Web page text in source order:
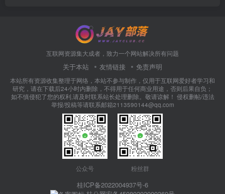
互联网资源集大成者，致力一个网站解决所有问题
关于本站 友情链接 免责声明
本站所有资源收集整理于网络，本站不参与制作，仅用于互联网爱好者学习和
研究，请在下载后24小时内删除，不得用于任何商业用途，否则后果自负；
如不慎侵犯了您的权利,请及时联系站长处理删除。敬请谅解！ 侵权删帖/违法
举报/投稿等请联系邮箱2113590144@qq.com
公众号 粉丝群
桂ICP备2022004937号-6